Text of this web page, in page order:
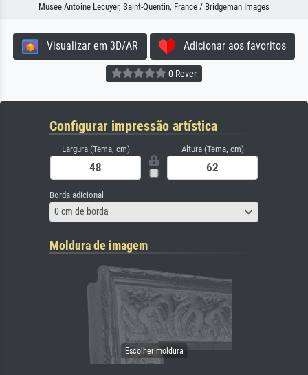
Musee Antoine Lecuyer, Saint-Quentin, France / Bridgeman Images
Visualizar em 3D/AR Adicionar aos favoritos
0 Rever
Configurar impressão artística
Largura (Tema, cm) Altura (Tema, cm)
Borda adicional
0 cm de borda
Moldura de imagem